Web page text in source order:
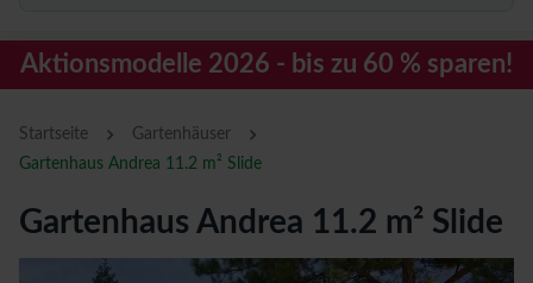
Aktionsmodelle 2026 - bis zu 60 % sparen!
Startseite › Gartenhäuser ›
Gartenhaus Andrea 11.2 m² Slide
Gartenhaus Andrea 11.2 m² Slide